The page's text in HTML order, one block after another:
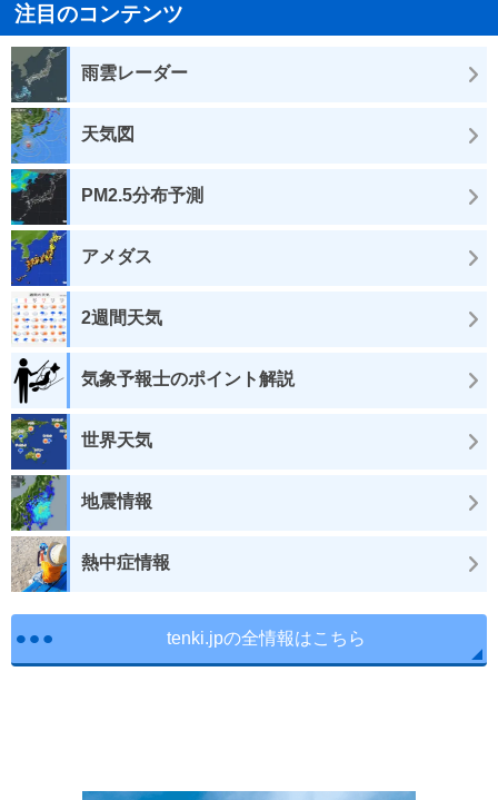
注目のコンテンツ
雨雲レーダー
天気図
PM2.5分布予測
アメダス
2週間天気
気象予報士のポイント解説
世界天気
地震情報
熱中症情報
tenki.jpの全情報はこちら